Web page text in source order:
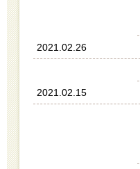
2021.02.26
2021.02.15